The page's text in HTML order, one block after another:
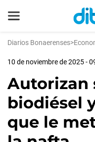
Diarios Bonaerenses>
10 de noviembre de 2025 -
Autorizan
biodiésel
que le